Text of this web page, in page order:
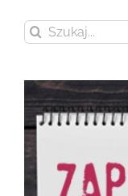
Szukaj